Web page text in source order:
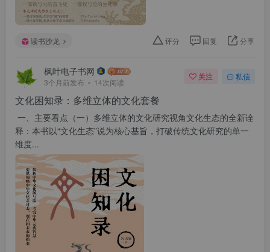
读书沙龙 评分 回复 分享
枫叶电子书网
3个月前发布 14次阅读
关注 私信
文化困知录：多维立体的文化套餐
一、主要看点（一）多维立体的文化研究视角文化生态的全新诠
释：本书以“文化生态”说为核心基旨，打破传统文化研究的单一
维度...